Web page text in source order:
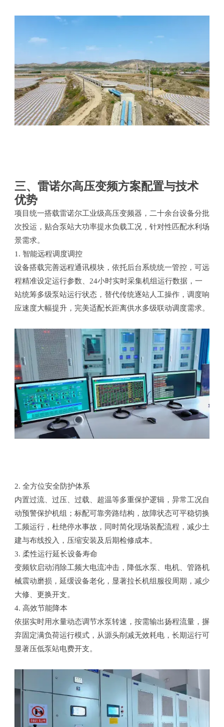
三、雷诺尔高压变频方案配置与技术
优势
项目统一搭载雷诺尔工业级高压变频器，二十余台设备分批
次投运，贴合泵站大功率提水负载工况，针对性匹配水利场
景需求。
1. 智能远程调度调控
设备搭载完善远程通讯模块，依托后台系统统一管控，可远
程精准设定运行参数、24小时实时采集机组运行数据，一
站统筹多级泵站运行状态，替代传统逐站人工操作，调度响
应速度大幅提升，完美适配长距离供水多级联动调度需求。
2. 全方位安全防护体系
内置过流、过压、过载、超温等多重保护逻辑，异常工况自
动预警保护机组；标配可靠旁路结构，故障状态可平稳切换
工频运行，杜绝停水事故，同时简化现场装配流程，减少土
建与布线投入，压缩安装及后期检修成本。
3. 柔性运行延长设备寿命
变频软启动消除工频大电流冲击，降低水泵、电机、管路机
械震动磨损，延缓设备老化，显著拉长机组服役周期，减少
大修、更换开支。
4. 高效节能降本
依据实时用水量动态调节水泵转速，按需输出扬程流量，摒
弃固定满负荷运行模式，从源头削减无效耗电，长期运行可
显著压低泵站电费开支。